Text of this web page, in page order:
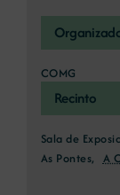
Recinto
Sala de
As Pontes, A
COMG